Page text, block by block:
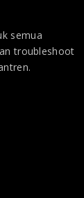
semua
troubleshoot